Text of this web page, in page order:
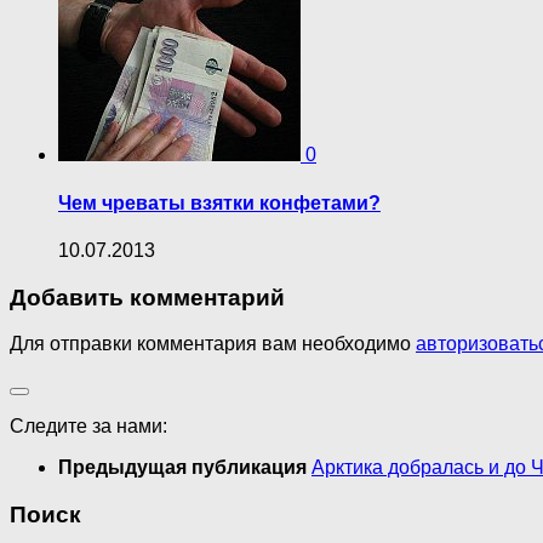
0
Чем чреваты взятки конфетами?
10.07.2013
Добавить комментарий
Для отправки комментария вам необходимо
Следите за нами:
Предыдущая публикация Арктика добралась и до
Поиск